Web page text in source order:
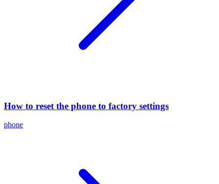
How to reset the phone to factory settings
phone